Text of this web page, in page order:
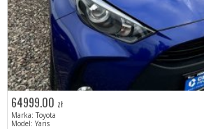
64999.00 zł
Marka: Toyota
Model: Yaris